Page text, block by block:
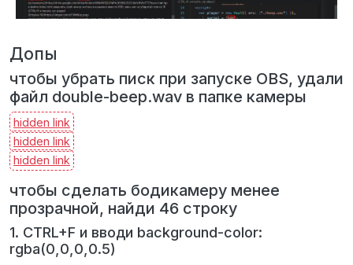
Допы
чтобы убрать писк при запуске OBS, удали
файл double-beep.wav в папке камеры
чтобы сделать бодикамеру менее
прозрачной, найди 46 строку
1. CTRL+F и вводи background-color:
rgba(0,0,0,0.5)